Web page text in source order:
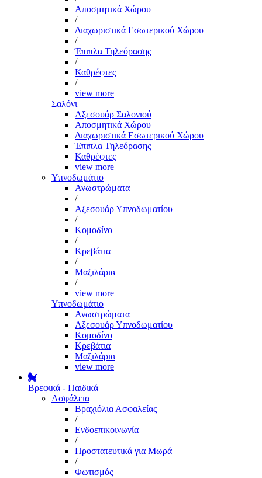
Αποσμητικά Χώρου
/
Διαχωριστικά Εσωτερικού Χώρου
/
Έπιπλα Τηλεόρασης
/
Καθρέφτες
/
view more
Σαλόνι
Αξεσουάρ Σαλονιού
Αποσμητικά Χώρου
Διαχωριστικά Εσωτερικού Χώρου
Έπιπλα Τηλεόρασης
Καθρέφτες
view more
Υπνοδωμάτιο
Ανωστρώματα
/
Αξεσουάρ Υπνοδωματίου
/
Κομοδίνο
/
Κρεβάτια
/
Μαξιλάρια
/
view more
Υπνοδωμάτιο
Ανωστρώματα
Αξεσουάρ Υπνοδωματίου
Κομοδίνο
Κρεβάτια
Μαξιλάρια
view more
Βρεφικά - Παιδικά
Ασφάλεια
Βραχιόλια Ασφαλείας
/
Ενδοεπικοινωνία
/
Προστατευτικά για Μωρά
/
Φωτισμός